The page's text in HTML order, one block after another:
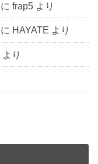
にfrap5 より
に HAYATE より
より